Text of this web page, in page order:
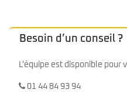
Besoin d’un conseil ?
L'équipe est disponible pour
01 44 84 93 94